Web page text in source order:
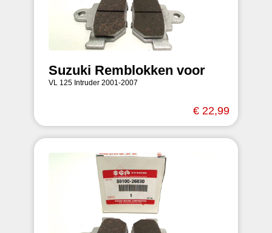
Suzuki Remblokken voor
VL 125 Intruder 2001-2007
€ 22,99